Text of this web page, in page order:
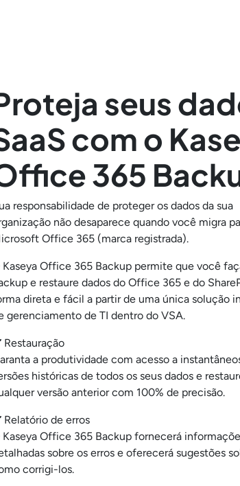
seus
com o
365
responsabilidade de proteger os dados da sua
não desaparece quando você migra
Office 365 (marca registrada).
Kaseya Office 365 Backup permite que você
e restaure dados do Office 365 e do
direta e fácil a partir de uma única solução
gerenciamento de TI dentro do VSA.
Restauração
a produtividade com acesso a
históricas de todos os seus dados e
versão anterior com 100% de precisão.
Relatório de erros
Kaseya Office 365 Backup fornecerá
sobre os erros e oferecerá sugestões
corrigi-los.